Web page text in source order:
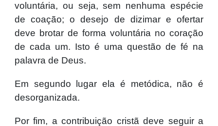
voluntária, ou seja, sem nenhuma espécie
de coação; o desejo de dizimar e ofertar
deve brotar de forma voluntária no coração
de cada um. Isto é uma questão de fé na
palavra de Deus.
Em segundo lugar ela é metódica, não é
desorganizada.
Por fim, a contribuição cristã deve seguir a